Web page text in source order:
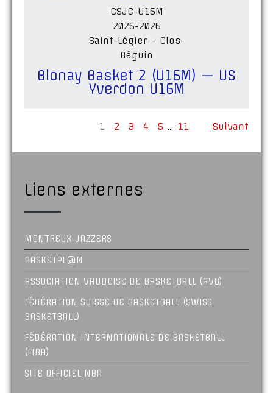
CSJC-U16M
2025-2026
Saint-Légier - Clos-
Béguin
Blonay Basket 2 (U16M) — US
Yverdon U16M
1 2 3 4 5 … 11 Suivant
Liens externes
MONTREUX JAZZERS
BASKETPL@N
ASSOCIATION VAUDOISE DE BASKETBALL (AVB)
FÉDÉRATION SUISSE DE BASKETBALL (SWISS
BASKETBALL)
FÉDÉRATION INTERNATIONALE DE BASKETBALL
(FIBA)
SITE OFFICIEL NBA